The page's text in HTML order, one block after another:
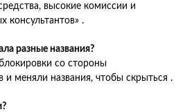
высокие комиссии и
консультантов» .
разные названия?
со стороны
меняли названия, чтобы скрыться .